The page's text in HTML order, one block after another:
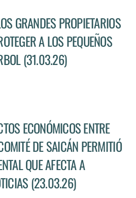
GRANDES PROPIETARIOS
A LOS PEQUEÑOS
(31.03.26)
ECONÓMICOS ENTRE
DE SAICÁN PERMITIÓ
QUE AFECTA A
(23.03.26)